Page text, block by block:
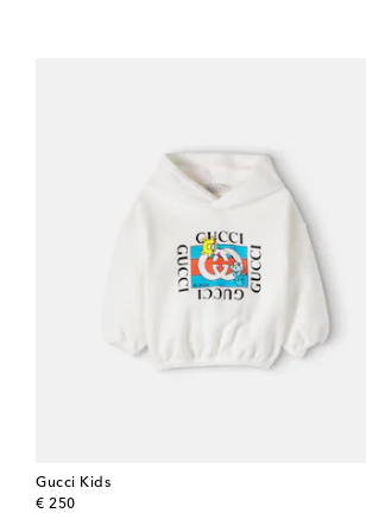
Gucci Kids
€ 250
original price